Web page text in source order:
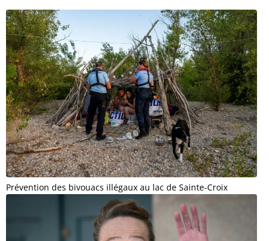
Prévention des bivouacs illégaux au lac de Sainte-Croix